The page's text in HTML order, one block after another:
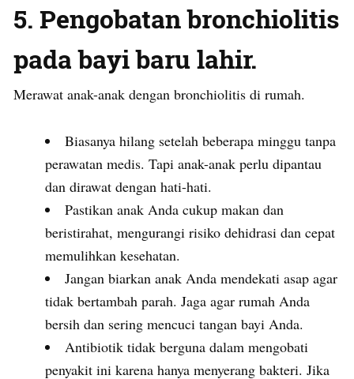
5. Pengobatan bronchiolitis
pada bayi baru lahir.
Merawat anak-anak dengan bronchiolitis di rumah.
Biasanya hilang setelah beberapa minggu tanpa
perawatan medis. Tapi anak-anak perlu dipantau
dan dirawat dengan hati-hati.
Pastikan anak Anda cukup makan dan
beristirahat, mengurangi risiko dehidrasi dan cepat
memulihkan kesehatan.
Jangan biarkan anak Anda mendekati asap agar
tidak bertambah parah. Jaga agar rumah Anda
bersih dan sering mencuci tangan bayi Anda.
Antibiotik tidak berguna dalam mengobati
penyakit ini karena hanya menyerang bakteri. Jika